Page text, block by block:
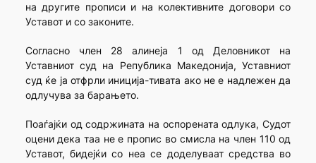
на другите прописи и на колективните договори со
Уставот и со законите.
Согласно член 28 алинеја 1 од Деловникот на
Уставниот суд на Република Македонија, Уставниот
суд ќе ја отфрли иниција-тивата ако не е надлежен да
одлучува за барањето.
Поаѓајќи од содржината на оспорената одлука, Судот
оцени дека таа не е пропис во смисла на член 110 од
Уставот, бидејќи со неа се доделуваат средства во